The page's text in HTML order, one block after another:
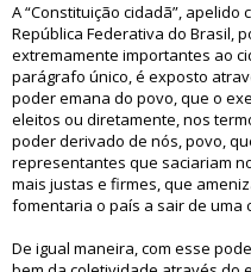
A “Constituição cidadã”,
República Federativa do Brasil,
extremamente importantes ao
parágrafo único, é exposto
poder emana do povo, que o
eleitos ou diretamente, nos
poder derivado de nós, povo,
representantes que saciariam
mais justas e firmes, que
fomentaria o país a sair de uma
De igual maneira, com esse